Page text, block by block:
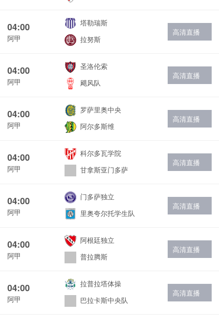
04:00
阿甲
塔勒瑞斯
拉努斯
高清直播
04:00
阿甲
圣洛伦索
飓风队
高清直播
04:00
阿甲
罗萨里奥中央
阿尔多斯维
高清直播
04:00
阿甲
科尔多瓦学院
甘拿斯亚门多萨
高清直播
04:00
阿甲
门多萨独立
里奥夸尔托学生队
高清直播
04:00
阿甲
阿根廷独立
普拉腾斯
高清直播
04:00
阿甲
拉普拉塔体操
巴拉卡斯中央队
高清直播